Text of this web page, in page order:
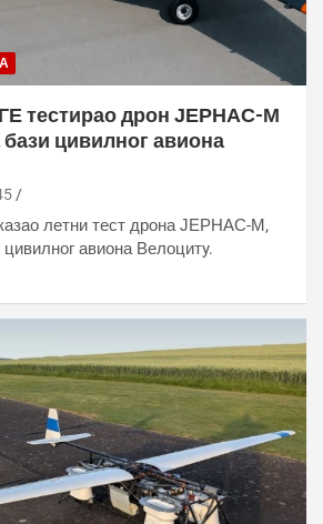
тестирао дрон ЈЕРНАС-М
цивилног авиона
летни тест дрона ЈЕРНАС-М,
цивилног авиона Велоцитy.